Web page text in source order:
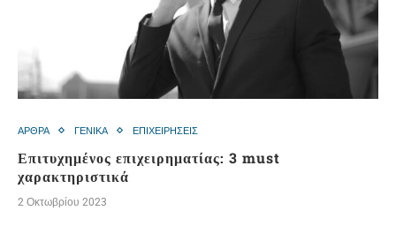
ΑΡΘΡΑ ΓΕΝΙΚΑ ΕΠΙΧΕΙΡΗΣΕΙΣ
Επιτυχημένος επιχειρηματίας: 3 must
χαρακτηριστικά
2 Οκτωβρίου 2023